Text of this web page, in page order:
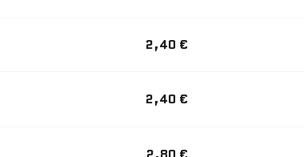
2,40 €
2,40 €